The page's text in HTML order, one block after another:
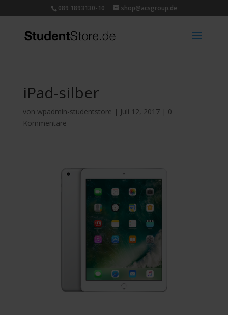
089 1893130-10 shop@acsgroup.de
iPad-silber
von wpadmin-studentstore | Juli 12, 2017| 0
Kommentare